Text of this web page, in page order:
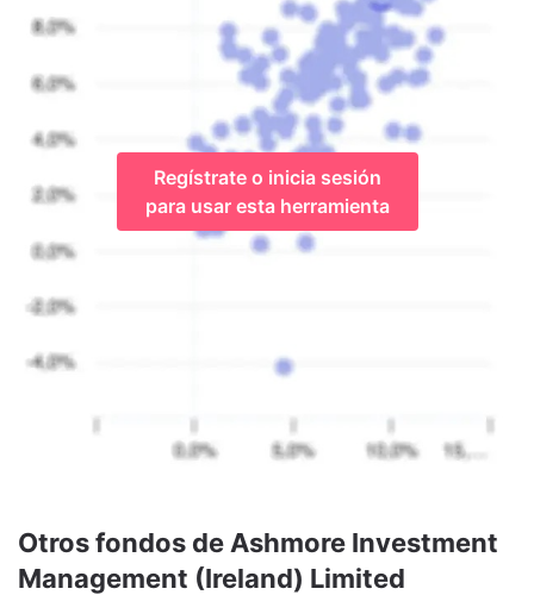
Regístrate o inicia sesión
para usar esta herramienta
Otros fondos de Ashmore Investment
Management (Ireland) Limited